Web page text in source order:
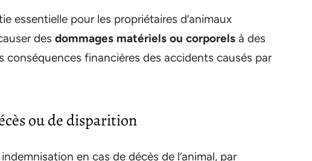
essentielle pour les propriétaires d’animaux
des dommages matériels ou corporels à des
financières des accidents causés par
ou de disparition
en cas de décès de l’animal, par